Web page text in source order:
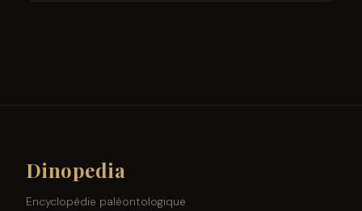
Dinopedia
Encyclopédie paléontologique